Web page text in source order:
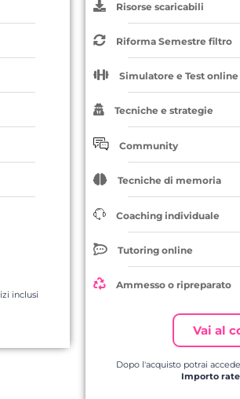
inclusi
Risorse scaricabili
Riforma Semestre filtro
Simulatore e Test online
Tecniche e strategie
Community
Tecniche di memoria
Coaching individuale
Tutoring online
Ammesso o ripreparato
Vai al
Dopo l'acquisto potrai
Importo